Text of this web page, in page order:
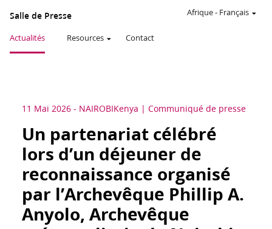
Salle de Presse
Actualités Resources Contact
Afrique- Français
11 Mai 2026 - NAIROBIKenya Communiqué de presse
Un partenariat célébré
lors d’un déjeuner de
reconnaissance organisé
par l’Archevêque Phillip A.
Anyolo, Archevêque